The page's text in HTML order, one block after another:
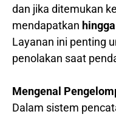
dan jika ditemukan
mendapatkan
Layanan ini penting
penolakan saat
Mengenal
Dalam sistem